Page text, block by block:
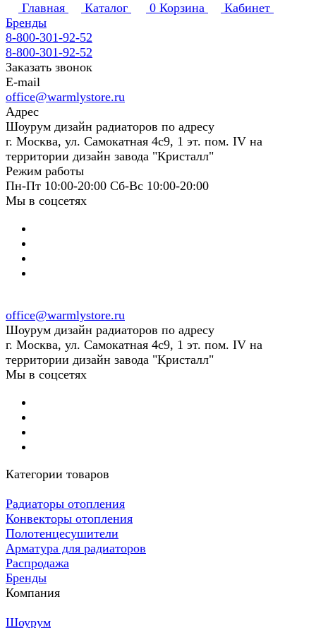
Главная
Каталог 0 Корзина
Кабинет
Бренды
8-800-301-92-52
8-800-301-92-52
Заказать звонок
E-mail
office@warmlystore.ru
Адрес
Шоурум дизайн радиаторов по адресу
г. Москва, ул. Самокатная 4с9, 1 эт. пом. IV на
территории дизайн завода "Кристалл"
Режим работы
Пн-Пт 10:00-20:00 Сб-Вс 10:00-20:00
Мы в соцсетях
office@warmlystore.ru
Шоурум дизайн радиаторов по адресу
г. Москва, ул. Самокатная 4с9, 1 эт. пом. IV на
территории дизайн завода "Кристалл"
Мы в соцсетях
Категории товаров
Радиаторы отопления
Конвекторы отопления
Полотенцесушители
Арматура для радиаторов
Распродажа
Бренды
Компания
Шоурум